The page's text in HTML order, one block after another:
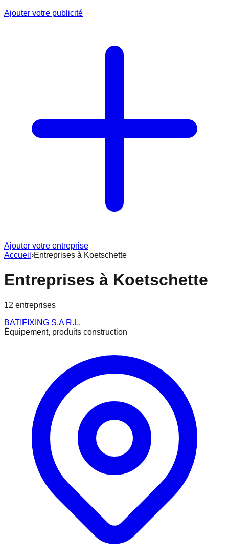
Ajouter votre publicité
Ajouter votre entreprise
Accueil ›Entreprises à Koetschette
Entreprises à Koetschette
12 entreprises
BATIFIXING S.A R.L.
Équipement, produits construction